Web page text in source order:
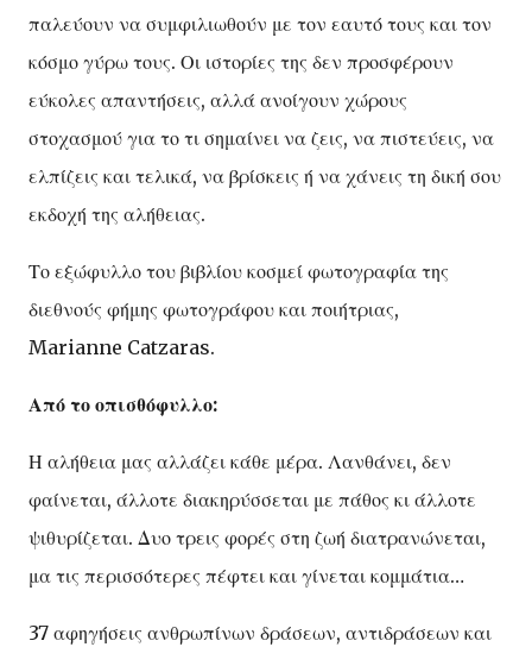
παλεύουν να συμφιλιωθούν με τον εαυτό τους και τον
κόσμο γύρω τους. Οι ιστορίες της δεν προσφέρουν
εύκολες απαντήσεις, αλλά ανοίγουν χώρους
στοχασμού για το τι σημαίνει να ζεις, να πιστεύεις, να
ελπίζεις και τελικά, να βρίσκεις ή να χάνεις τη δική σου
εκδοχή της αλήθειας.
Το εξώφυλλο του βιβλίου κοσμεί φωτογραφία της
διεθνούς φήμης φωτογράφου και ποιήτριας,
Marianne Catzaras.
Από το οπισθόφυλλο:
Η αλήθεια μας αλλάζει κάθε μέρα. Λανθάνει, δεν
φαίνεται, άλλοτε διακηρύσσεται με πάθος κι άλλοτε
ψιθυρίζεται. Δυο τρεις φορές στη ζωή διατρανώνεται,
μα τις περισσότερες πέφτει και γίνεται κομμάτια…
37 αφηγήσεις ανθρωπίνων δράσεων, αντιδράσεων και